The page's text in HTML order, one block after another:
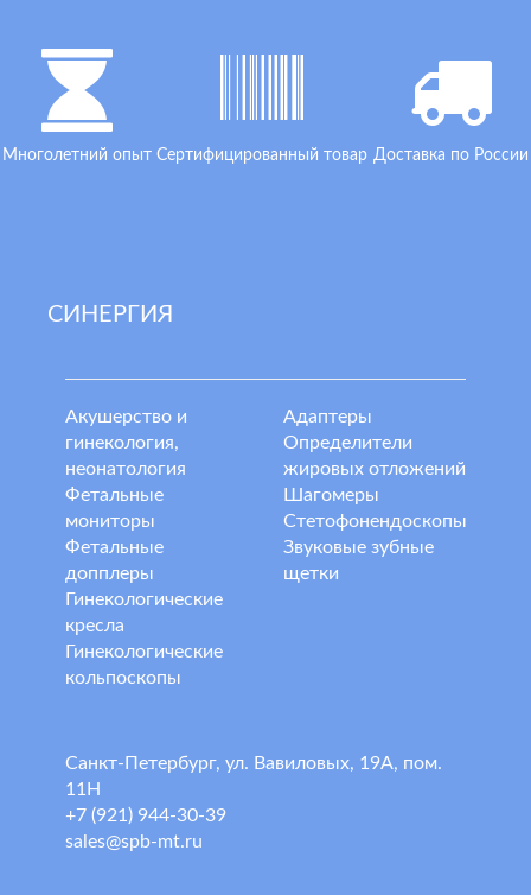
Многолетний опыт Сертифицированный товар Доставка по России
СИНЕРГИЯ
Акушерство и
гинекология,
неонатология
Фетальные
мониторы
Фетальные
допплеры
Гинекологические
кресла
Гинекологические
кольпоскопы
Адаптеры
Определители
жировых отложений
Шагомеры
Стетофонендоскопы
Звуковые зубные
щетки
Санкт-Петербург, ул. Вавиловых, 19А, пом.
11Н
+7 (921) 944-30-39
sales@spb-mt.ru